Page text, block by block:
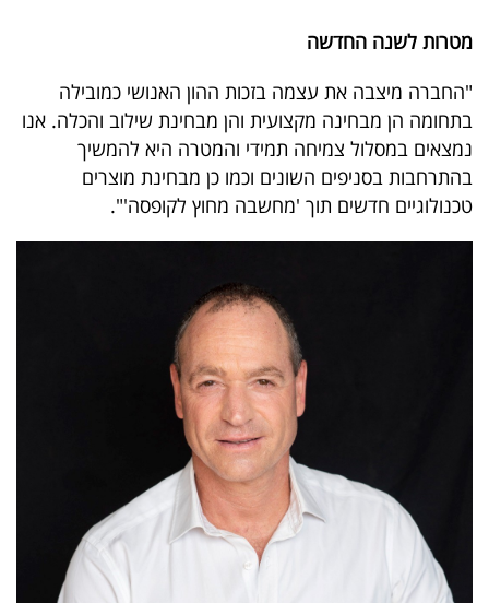
דרושים
ניוזלטרים
מייל
אדום
מטרות לשנה החדשה
"החברה מיצבה את עצמה בזכות ההון האנושי כמובילה
בתחומה הן מבחינה מקצועית והן מבחינת שילוב והכלה. אנו
נמצאים במסלול צמיחה תמידי והמטרה היא להמשיך
בהתרחבות בסניפים השונים וכמו כן מבחינת מוצרים
טכנולוגיים חדשים תוך 'מחשבה מחוץ לקופסה'".